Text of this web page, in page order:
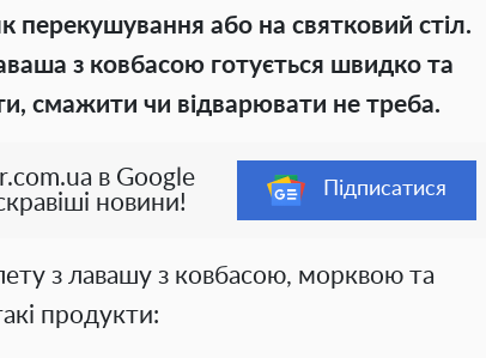
перекушування або на святковий стіл.
з ковбасою готується швидко та
смажити чи відварювати не треба.
в Google
новини!
Підписатися
з лавашу з ковбасою, морквою та
продукти: